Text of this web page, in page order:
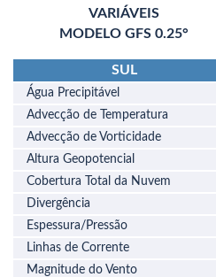
VARIÁVEIS
MODELO GFS 0.25°
SUL
Água Precipitável
Advecção de Temperatura
Advecção de Vorticidade
Altura Geopotencial
Cobertura Total da Nuvem
Divergência
Espessura/Pressão
Linhas de Corrente
Magnitude do Vento